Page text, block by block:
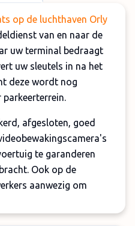
op de luchthaven Orly
van en naar de
uw terminal bedraagt
uw sleutels in na het
deze wordt nog
afgesloten, goed
te garanderen
Ook op de
aanwezig om